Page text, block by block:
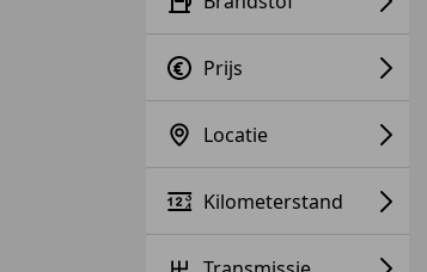
Prijs
Locatie
Kilometerstand